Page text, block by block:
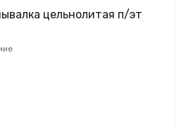
цельнолитая п/эт